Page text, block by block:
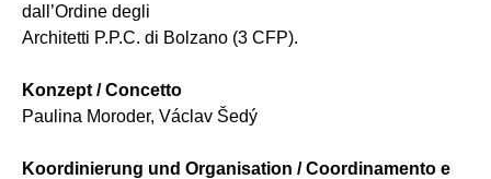
dall’Ordine degli
Architetti P.P.C. di Bolzano (3 CFP).
Konzept / Concetto
Paulina Moroder, Václav Šedý
Koordinierung und Organisation / Coordinamento e